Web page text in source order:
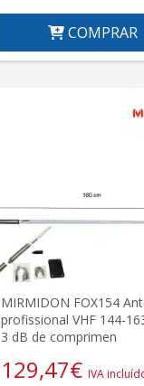
COMPRAR
MIRMIDON FOX154
profissional VHF 144-
3 dB de comprimen
129,47€ IVA